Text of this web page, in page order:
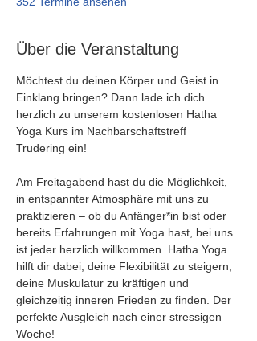
Über die Veranstaltung
Möchtest du deinen Körper und Geist in
Einklang bringen? Dann lade ich dich
herzlich zu unserem kostenlosen Hatha
Yoga Kurs im Nachbarschaftstreff
Trudering ein!
Am Freitagabend hast du die Möglichkeit,
in entspannter Atmosphäre mit uns zu
praktizieren – ob du Anfänger*in bist oder
bereits Erfahrungen mit Yoga hast, bei uns
ist jeder herzlich willkommen. Hatha Yoga
hilft dir dabei, deine Flexibilität zu steigern,
deine Muskulatur zu kräftigen und
gleichzeitig inneren Frieden zu finden. Der
perfekte Ausgleich nach einer stressigen
Woche!